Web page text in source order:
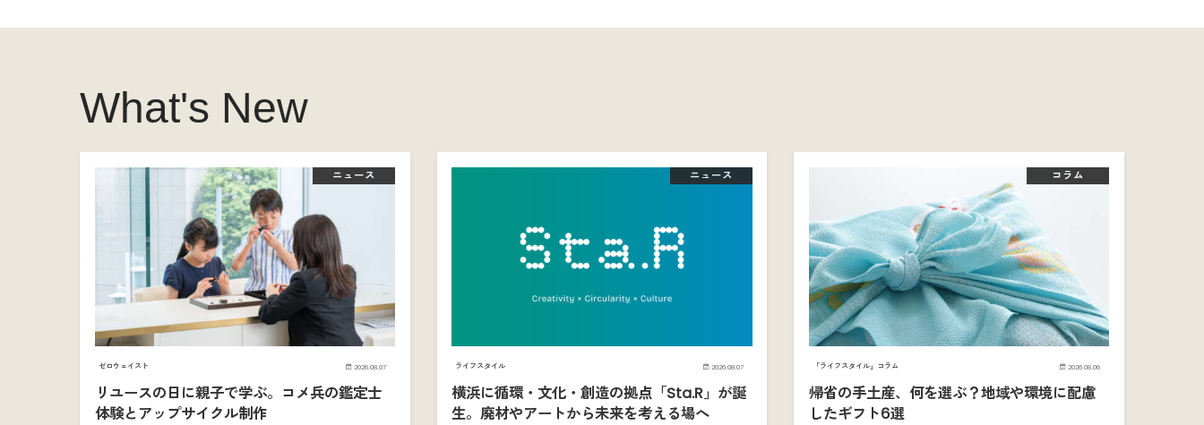
What's New
ニュース
ゼロウェイスト 2026.08.07
リユースの日に親子で学ぶ。コメ兵の鑑定士
体験とアップサイクル制作
ニュース
ライフスタイル 2026.08.07
横浜に循環・文化・創造の拠点「Sta.R」が誕
生。廃材やアートから未来を考える場へ
コラム
「ライフスタイル」コラム 2026.08.06
帰省の手土産、何を選ぶ？地域や環境に配慮
したギフト6選